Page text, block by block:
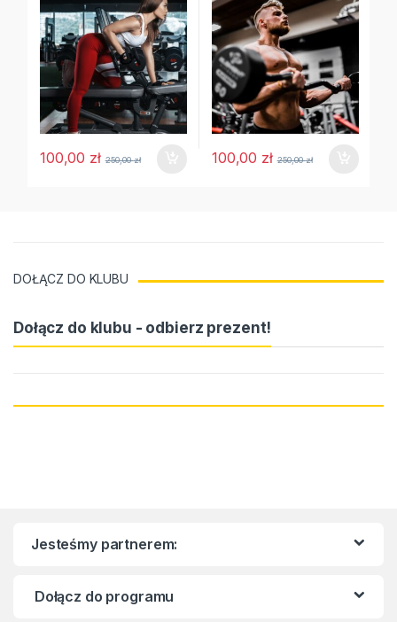
100,00 zł 250,00zł 100,00 zł 250,00zł
DOŁĄCZ DO KLUBU
Dołącz do klubu - odbierz prezent!
Jesteśmy partnerem:
Dołącz do programu